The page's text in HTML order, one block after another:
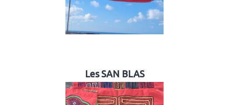
Les SAN BLAS